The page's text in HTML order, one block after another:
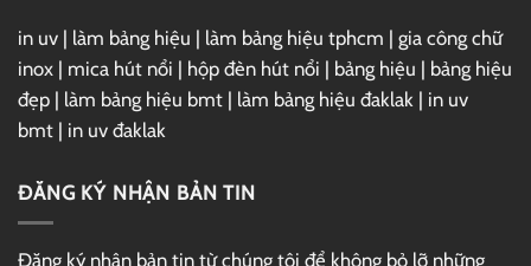
in uv | làm bảng hiệu | làm bảng hiệu tphcm | gia công chữ
inox | mica hút nổi | hộp đèn hút nổi | bảng hiệu | bảng hiệu
đẹp | làm bảng hiệu bmt | làm bảng hiệu đaklak | in uv
bmt | in uv đaklak
ĐĂNG KÝ NHẬN BẢN TIN
Đăng ký nhận bản tin từ chúng tôi để không bỏ lỡ những